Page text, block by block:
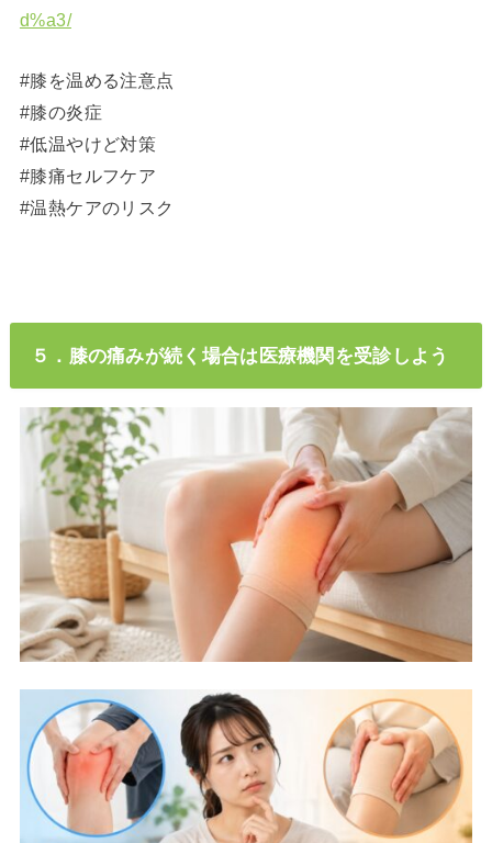
d%a3/
#膝を温める注意点
#膝の炎症
#低温やけど対策
#膝痛セルフケア
#温熱ケアのリスク
５．膝の痛みが続く場合は医療機関を受診しよう